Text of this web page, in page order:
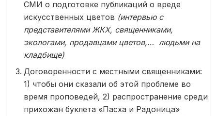
СМИ о подготовке публикаций о вреде
искусственных цветов (интервью с
представителями ЖКХ, священниками,
экологами, продавцами цветов,… людьми на
кладбище)
Договоренности с местными священниками:
1) чтобы они сказали об этой проблеме во
время проповедей, 2) распространение среди
прихожан буклета «Пасха и Радоница»